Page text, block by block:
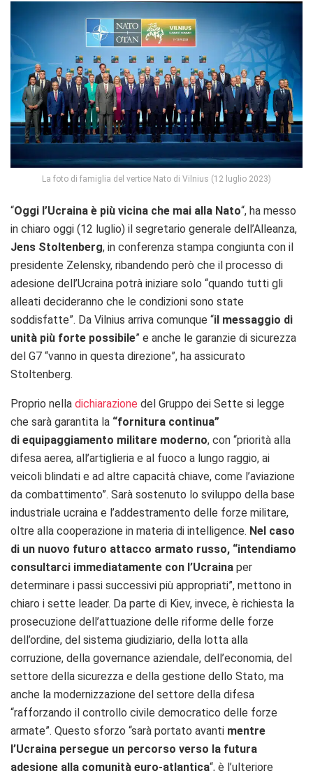
La foto di famiglia del vertice Nato di Vilnius (12 luglio 2023)
“Oggi l’Ucraina è più vicina che mai alla Nato“, ha messo
in chiaro oggi (12 luglio) il segretario generale dell’Alleanza,
Jens Stoltenberg, in conferenza stampa congiunta con il
presidente Zelensky, ribandendo però che il processo di
adesione dell’Ucraina potrà iniziare solo “quando tutti gli
alleati decideranno che le condizioni sono state
soddisfatte”. Da Vilnius arriva comunque “il messaggio di
unità più forte possibile” e anche le garanzie di sicurezza
del G7 “vanno in questa direzione”, ha assicurato
Stoltenberg.
Proprio nella dichiarazione del Gruppo dei Sette si legge
che sarà garantita la “fornitura continua”
di equipaggiamento militare moderno, con “priorità alla
difesa aerea, all’artiglieria e al fuoco a lungo raggio, ai
veicoli blindati e ad altre capacità chiave, come l’aviazione
da combattimento”. Sarà sostenuto lo sviluppo della base
industriale ucraina e l’addestramento delle forze militare,
oltre alla cooperazione in materia di intelligence. Nel caso
di un nuovo futuro attacco armato russo, “intendiamo
consultarci immediatamente con l’Ucraina per
determinare i passi successivi più appropriati”, mettono in
chiaro i sette leader. Da parte di Kiev, invece, è richiesta la
prosecuzione dell’attuazione delle riforme delle forze
dell’ordine, del sistema giudiziario, della lotta alla
corruzione, della governance aziendale, dell’economia, del
settore della sicurezza e della gestione dello Stato, ma
anche la modernizzazione del settore della difesa
“rafforzando il controllo civile democratico delle forze
armate”. Questo sforzo “sarà portato avanti mentre
l’Ucraina persegue un percorso verso la futura
adesione alla comunità euro-atlantica“, è l’ulteriore